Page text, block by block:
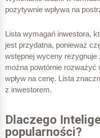
pozytywnie wpływa na
Lista wymagań inwestora,
jest przydatna, ponieważ
wstępnej wyceny
można powtórnie
wpływ na cenę. Lista
z inwestorem.
Dlaczego
popularności?